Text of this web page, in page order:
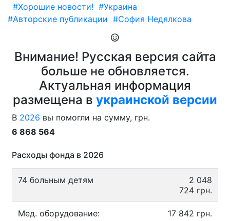
#Хорошие новости! #Украина
#Авторские публикации #София Недялкова
Внимание! Русская версия сайта
больше не обновляется.
Актуальная информация
размещена в украинской версии
В 2026 вы помогли на сумму, грн.
6 868 564
Расходы фонда в 2026
74 больным детям
2 048
724 грн.
Мед. оборудование: 17 842 грн.